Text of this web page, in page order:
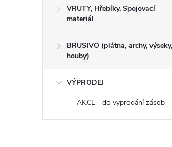
VRUTY, Hřebíky, Spojovací
materiál
BRUSIVO (plátna, archy, výseky,
houby)
VÝPRODEJ
AKCE - do vyprodání zásob